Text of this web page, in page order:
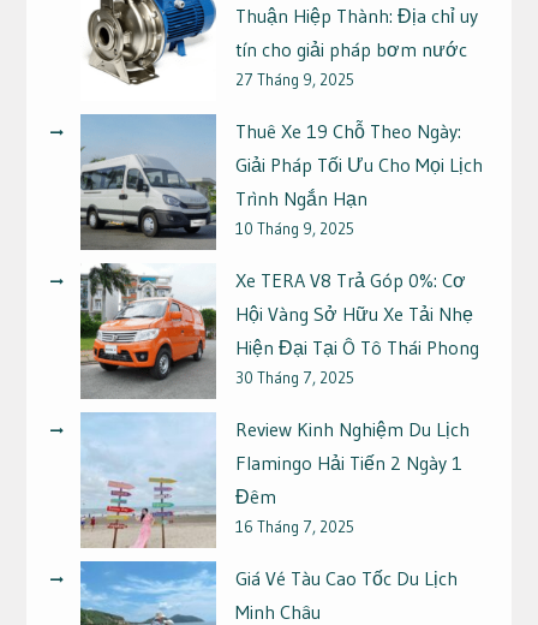
Thuận Hiệp Thành: Địa chỉ uy
tín cho giải pháp bơm nước
27 Tháng 9, 2025
Thuê Xe 19 Chỗ Theo Ngày:
Giải Pháp Tối Ưu Cho Mọi Lịch
Trình Ngắn Hạn
10 Tháng 9, 2025
Xe TERA V8 Trả Góp 0%: Cơ
Hội Vàng Sở Hữu Xe Tải Nhẹ
Hiện Đại Tại Ô Tô Thái Phong
30 Tháng 7, 2025
Review Kinh Nghiệm Du Lịch
Flamingo Hải Tiến 2 Ngày 1
Đêm
16 Tháng 7, 2025
Giá Vé Tàu Cao Tốc Du Lịch
Minh Châu